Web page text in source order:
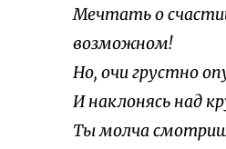
Мечтать о
возможном!
Но, очи грустно
И наклонясь над
Ты молча